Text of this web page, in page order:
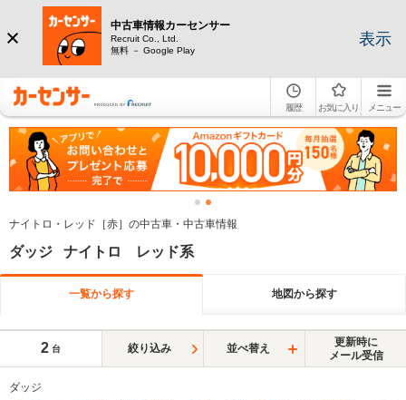
中古車情報カーセンサー
Recruit Co., Ltd.
無料 － Google Play
表示
履歴 お気に入り メニュー
ナイトロ・レッド［赤］の中古車・中古車情報
ダッジ ナイトロ レッド系
一覧から探す 地図から探す
2 台 絞り込み 並べ替え
更新時に
メール受信
ダッジ